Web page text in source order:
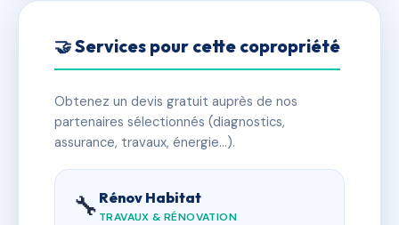
🤝 Services pour cette copropriété
Obtenez un devis gratuit auprès de nos
partenaires sélectionnés (diagnostics,
assurance, travaux, énergie…).
🔧 Rénov Habitat
TRAVAUX & RÉNOVATION